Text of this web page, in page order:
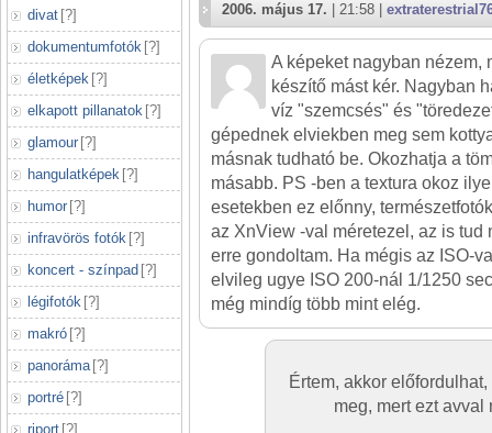
divat [?]
dokumentumfotók [?]
életképek [?]
elkapott pillanatok [?]
glamour [?]
hangulatképek [?]
humor [?]
infravörös fotók [?]
koncert - színpad [?]
légifotók [?]
makró [?]
panoráma [?]
portré [?]
riport [?]
2006. május 17. | 21:58 |
A képeket nagyban nézem,
készítő mást kér. Nagyban
víz "szemcsés" és
gépednek elviekben meg sem
másnak tudható be. Okozhatja a
másabb. PS -ben a textura okoz
esetekben ez előnny,
az XnView -val méretezel, az is tud
erre gondoltam. Ha mégis az ISO-
elvileg ugye ISO 200-nál 1/1250
még mindíg több mint elég.
Értem, akkor
meg, mert ezt avval